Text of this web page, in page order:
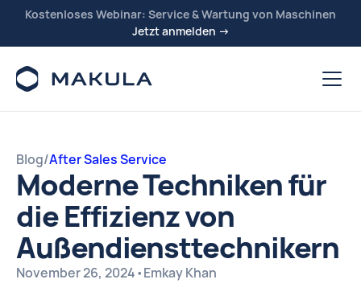
Kostenloses Webinar: Service & Wartung von Maschinen
Jetzt anmelden →
Blog/After Sales Service
Moderne Techniken für
die Effizienz von
Außendiensttechnikern
November 26, 2024•Emkay Khan